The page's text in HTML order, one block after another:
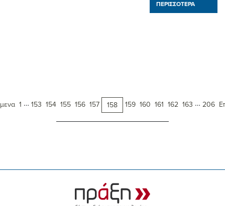
ΠΕΡΙΣΣΟΤΕΡΑ
1 … 153 154 155 156 157 158 159 160 161 162 163 … 206